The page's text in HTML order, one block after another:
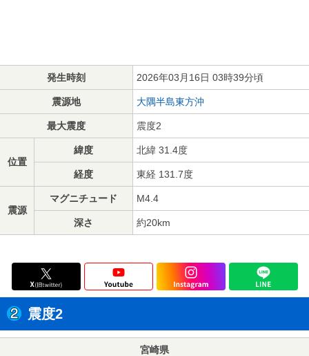
発生時刻 2026年03月16日 03時39分頃
震源地 大隅半島東方沖
最大震度 震度2
位置
緯度 北緯 31.4度
経度 東経 131.7度
震源
マグニチュード M4.4
深さ 約20km
震度2
宮崎県